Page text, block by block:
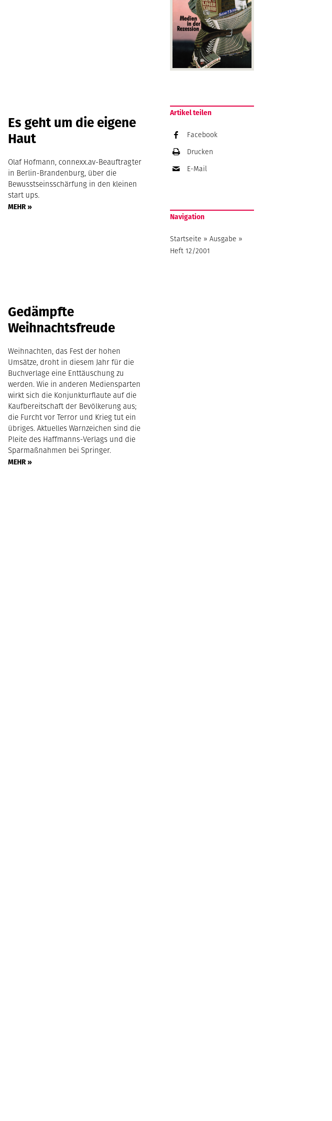
Es geht um die eigene
Haut
Olaf Hofmann, connexx.av-Beauftragter
in Berlin-Brandenburg, über die
Bewusstseinsschärfung in den kleinen
start ups.
MEHR »
Gedämpfte
Weihnachtsfreude
Weihnachten, das Fest der hohen
Umsätze, droht in diesem Jahr für die
Buchverlage eine Enttäuschung zu
werden. Wie in anderen Mediensparten
wirkt sich die Konjunkturflaute auf die
Kaufbereitschaft der Bevölkerung aus;
die Furcht vor Terror und Krieg tut ein
übriges. Aktuelles Warnzeichen sind die
Pleite des Haffmanns-Verlags und die
Sparmaßnahmen bei Springer.
MEHR »
Artikel teilen
Facebook
Drucken
E-Mail
Navigation
Startseite »Ausgabe »
Heft 12/2001